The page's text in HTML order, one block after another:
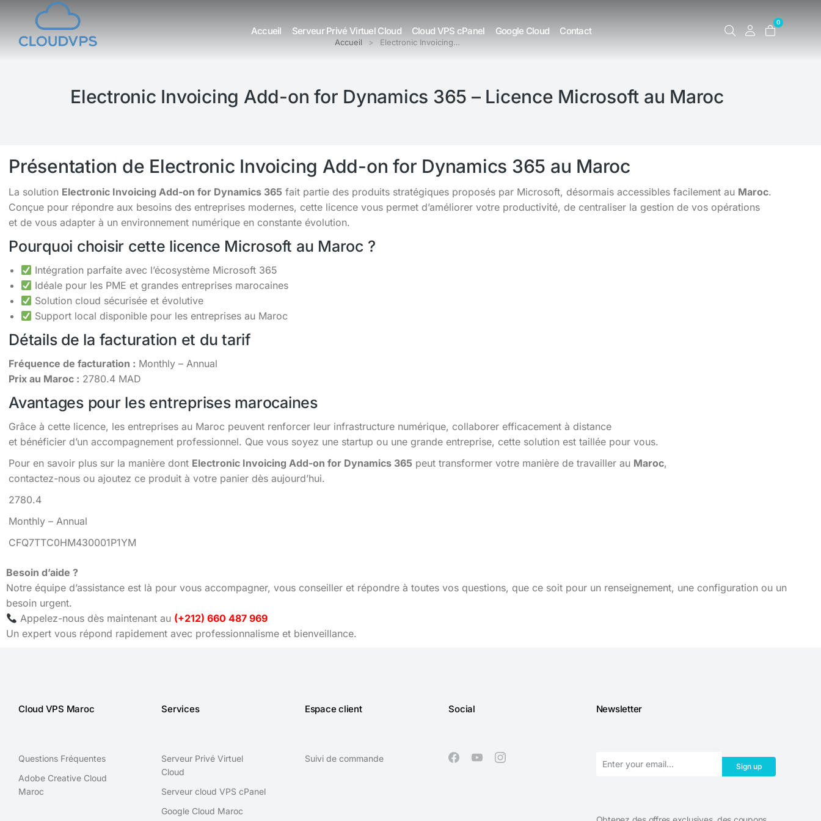
Accueil Serveur Privé Virtuel Cloud Cloud VPS cPanel Google Cloud Contact
0
Vous êtes ici : Accueil Electronic Invoicing…
Electronic Invoicing Add-on for Dynamics 365 – Licence Microsoft au Maroc
Présentation de Electronic Invoicing Add-on for Dynamics 365 au Maroc
La solution Electronic Invoicing Add-on for Dynamics 365 fait partie des produits stratégiques proposés par Microsoft, désormais accessibles facilement au Maroc.
Conçue pour répondre aux besoins des entreprises modernes, cette licence vous permet d’améliorer votre productivité, de centraliser la gestion de vos opérations
et de vous adapter à un environnement numérique en constante évolution.
Pourquoi choisir cette licence Microsoft au Maroc ?
Intégration parfaite avec l’écosystème Microsoft 365
Idéale pour les PME et grandes entreprises marocaines
Solution cloud sécurisée et évolutive
Support local disponible pour les entreprises au Maroc
Détails de la facturation et du tarif
Fréquence de facturation : Monthly – Annual
Prix au Maroc : 2780.4 MAD
Avantages pour les entreprises marocaines
Grâce à cette licence, les entreprises au Maroc peuvent renforcer leur infrastructure numérique, collaborer efficacement à distance
et bénéficier d’un accompagnement professionnel. Que vous soyez une startup ou une grande entreprise, cette solution est taillée pour vous.
Pour en savoir plus sur la manière dont Electronic Invoicing Add-on for Dynamics 365 peut transformer votre manière de travailler au Maroc,
contactez-nous ou ajoutez ce produit à votre panier dès aujourd’hui.
2780.4
Monthly – Annual
CFQ7TTC0HM430001P1YM
Besoin d’aide ?
Notre équipe d’assistance est là pour vous accompagner, vous conseiller et répondre à toutes vos questions, que ce soit pour un renseignement, une configuration ou un
besoin urgent.
Appelez-nous dès maintenant au (+212) 660 487 969
Un expert vous répond rapidement avec professionnalisme et bienveillance.
Cloud VPS Maroc
Questions Fréquentes
Adobe Creative Cloud
Maroc
Services
Serveur Privé Virtuel
Cloud
Serveur cloud VPS cPanel
Google Cloud Maroc
Espace client
Suivi de commande
Social Newsletter
Sign up